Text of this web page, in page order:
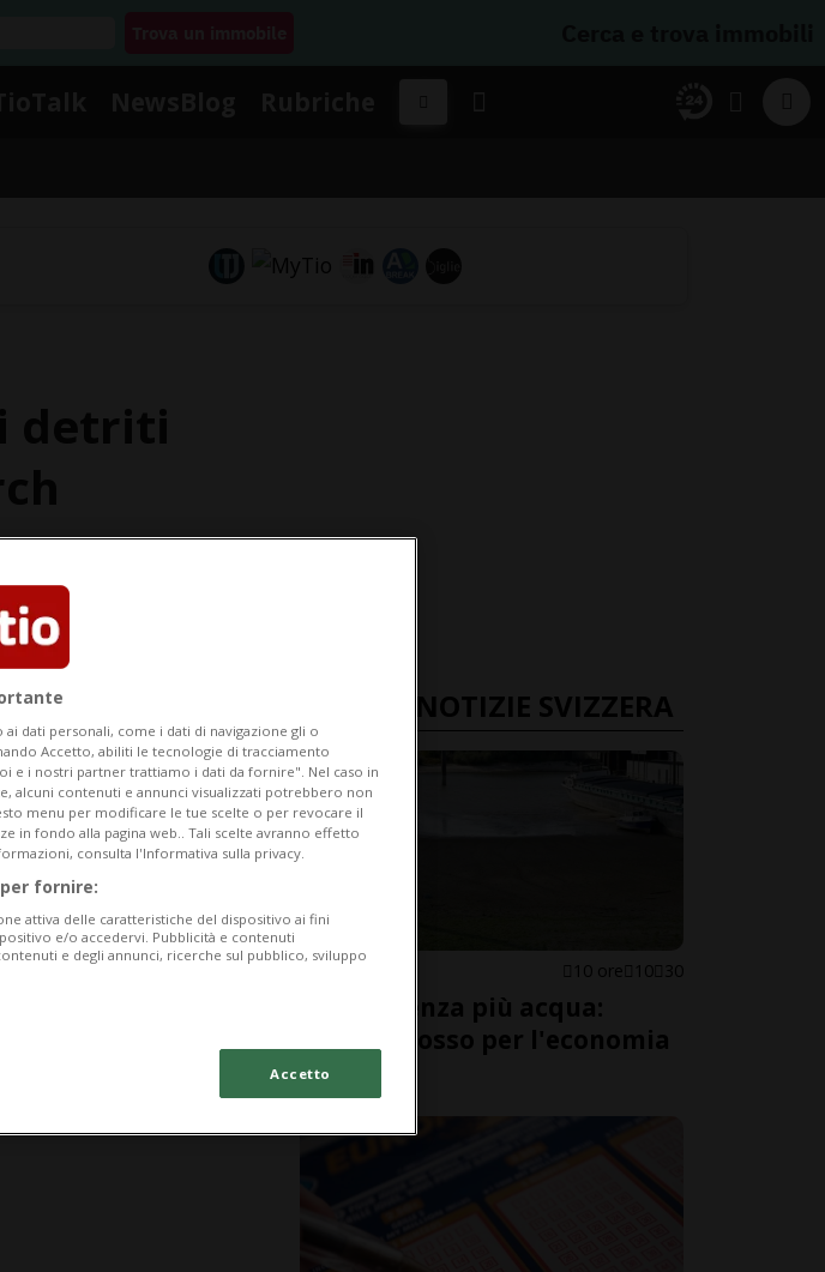
ULTIME NOTIZIE SVIZZERA
SVIZZERA 10 ore 10 30
Il Reno senza più acqua:
allarme rosso per l'economia
svizzera
dati personali, come i dati di navigazione gli o
Accetto, abiliti le tecnologie di tracciamento
e i nostri partner trattiamo i dati da fornire". Nel caso in
alcuni contenuti e annunci visualizzati potrebbero non
menu per modificare le tue scelte o per revocare il
in fondo alla pagina web.. Tali scelte avranno effetto
consulta l'Informativa sulla privacy.
fornire:
attiva delle caratteristiche del dispositivo ai fini
e/o accedervi. Pubblicità e contenuti
e degli annunci, ricerche sul pubblico, sviluppo
Accetto